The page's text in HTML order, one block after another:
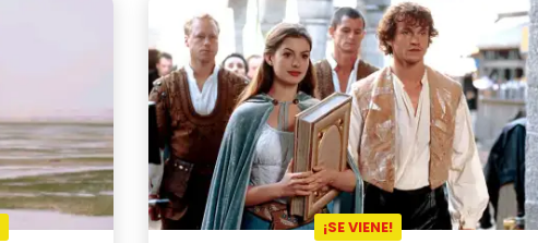
¡SE VIENE!